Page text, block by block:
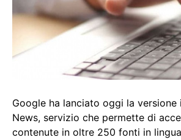
Google ha lanciato oggi la versione
News, servizio che permette di
contenute in oltre 250 fonti in